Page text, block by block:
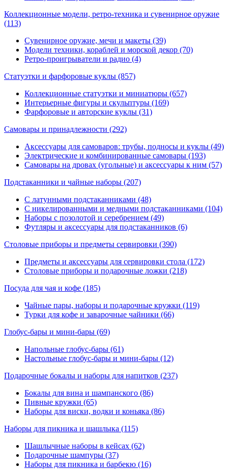
Коллекционные модели, ретро-техника и сувенирное оружие
(113)
Сувенирное оружие, мечи и макеты (39)
Модели техники, кораблей и морской декор (70)
Ретро-проигрыватели и радио (4)
Статуэтки и фарфоровые куклы (857)
Коллекционные статуэтки и миниатюры (657)
Интерьерные фигуры и скульптуры (169)
Фарфоровые и авторские куклы (31)
Самовары и принадлежности (292)
Аксессуары для самоваров: трубы, подносы и куклы (49)
Электрические и комбинированные самовары (193)
Самовары на дровах (угольные) и аксессуары к ним (57)
Подстаканники и чайные наборы (207)
С латунными подстаканниками (48)
С никелированными и медными подстаканниками (104)
Наборы с позолотой и серебрением (49)
Футляры и аксессуары для подстаканников (6)
Столовые приборы и предметы сервировки (390)
Предметы и аксессуары для сервировки стола (172)
Столовые приборы и подарочные ложки (218)
Посуда для чая и кофе (185)
Чайные пары, наборы и подарочные кружки (119)
Турки для кофе и заварочные чайники (66)
Глобус-бары и мини-бары (69)
Напольные глобус-бары (61)
Настольные глобус-бары и мини-бары (12)
Подарочные бокалы и наборы для напитков (237)
Бокалы для вина и шампанского (86)
Пивные кружки (65)
Наборы для виски, водки и коньяка (86)
Наборы для пикника и шашлыка (115)
Шашлычные наборы в кейсах (62)
Подарочные шампуры (37)
Наборы для пикника и барбекю (16)